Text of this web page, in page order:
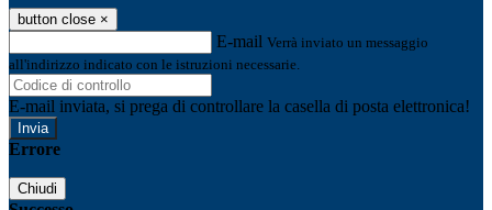
button close ×
E-mail Verrà inviato un messaggio
all'indirizzo indicato con le istruzioni necessarie.
E-mail inviata, si prega di controllare la casella di posta elettronica!
Errore
Chiudi